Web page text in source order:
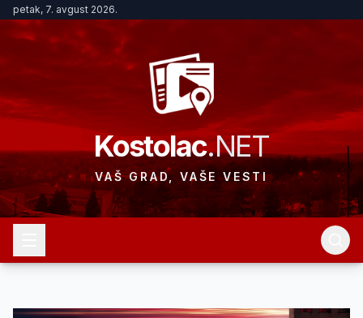
petak, 7. avgust 2026.
Kostolac.NET
VAŠ GRAD, VAŠE VESTI